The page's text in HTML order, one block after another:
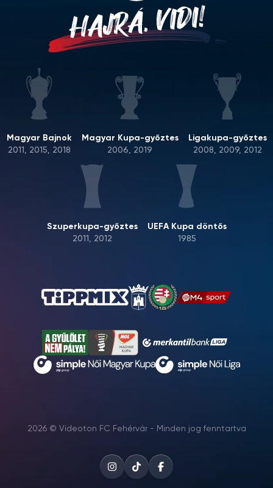
HAJRÁ, VIDI!
Magyar Bajnok
2011, 2015, 2018
Magyar Kupa-győztes
2006, 2019
Ligakupa-győztes
2008, 2009, 2012
Szuperkupa-győztes
2011, 2012
UEFA Kupa döntős
1985
2026 © Videoton FC Fehérvár - Minden jog fenntartva